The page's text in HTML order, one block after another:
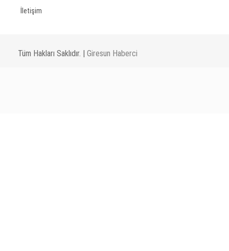
İletişim
Tüm Hakları Saklıdır. | Giresun Haberci